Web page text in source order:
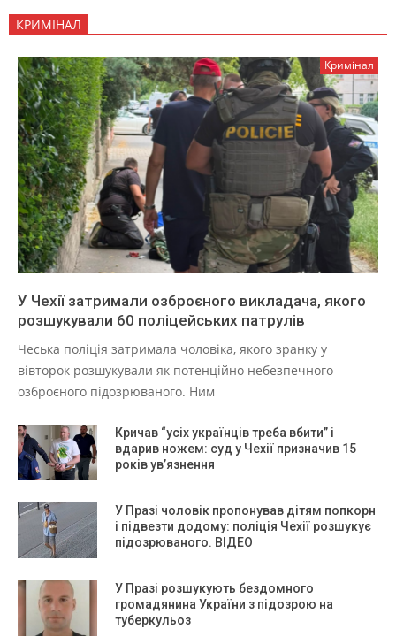
КРИМІНАЛ
Кримінал
У Чехії затримали озброєного викладача, якого
розшукували 60 поліцейських патрулів
Чеська поліція затримала чоловіка, якого зранку у
вівторок розшукували як потенційно небезпечного
озброєного підозрюваного. Ним
Кричав “усіх українців треба вбити” і
вдарив ножем: суд у Чехії призначив 15
років ув’язнення
У Празі чоловік пропонував дітям попкорн
і підвезти додому: поліція Чехії розшукує
підозрюваного. ВІДЕО
У Празі розшукують бездомного
громадянина України з підозрою на
туберкульоз